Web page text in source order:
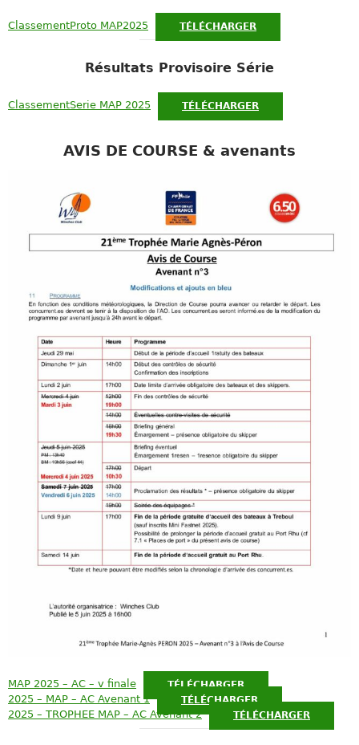
ClassementProto MAP2025 TÉLÉCHARGER
Résultats Provisoire Série
ClassementSerie MAP 2025 TÉLÉCHARGER
AVIS DE COURSE & avenants
MAP 2025 – AC – v finale TÉLÉCHARGER
2025 – MAP – AC Avenant 1 TÉLÉCHARGER
2025 – TROPHEE MAP – AC Avenant 2 TÉLÉCHARGER